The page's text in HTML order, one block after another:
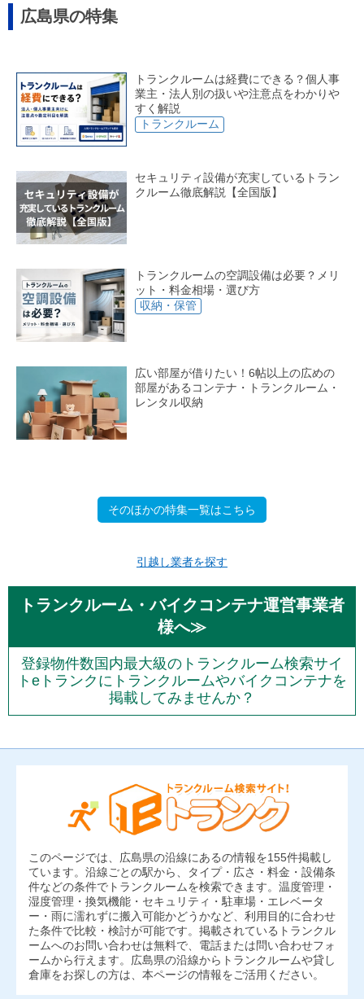
広島県の特集
トランクルームは経費にできる？個人事
業主・法人別の扱いや注意点をわかりや
すく解説
トランクルーム
セキュリティ設備が充実しているトラン
クルーム徹底解説【全国版】
トランクルームの空調設備は必要？メリ
ット・料金相場・選び方
収納・保管
広い部屋が借りたい！6帖以上の広めの
部屋があるコンテナ・トランクルーム・
レンタル収納
そのほかの特集一覧はこちら
引越し業者を探す
トランクルーム・バイクコンテナ運営事業者
様へ≫
登録物件数国内最大級のトランクルーム検索サイ
トeトランクにトランクルームやバイクコンテナを
掲載してみませんか？
このページでは、広島県の沿線にあるの情報を155件掲載し
ています。沿線ごとの駅から、タイプ・広さ・料金・設備条
件などの条件でトランクルームを検索できます。温度管理・
湿度管理・換気機能・セキュリティ・駐車場・エレベータ
ー・雨に濡れずに搬入可能かどうかなど、利用目的に合わせ
た条件で比較・検討が可能です。掲載されているトランクル
ームへのお問い合わせは無料で、電話または問い合わせフォ
ームから行えます。広島県の沿線からトランクルームや貸し
倉庫をお探しの方は、本ページの情報をご活用ください。